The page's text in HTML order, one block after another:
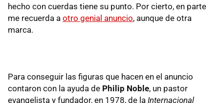
hecho con cuerdas tiene su punto. Por cierto, en parte
me recuerda a otro genial anuncio, aunque de otra
marca.
Para conseguir las figuras que hacen en el anuncio
contaron con la ayuda de Philip Noble, un pastor
evangelista y fundador, en 1978, de la Internacional